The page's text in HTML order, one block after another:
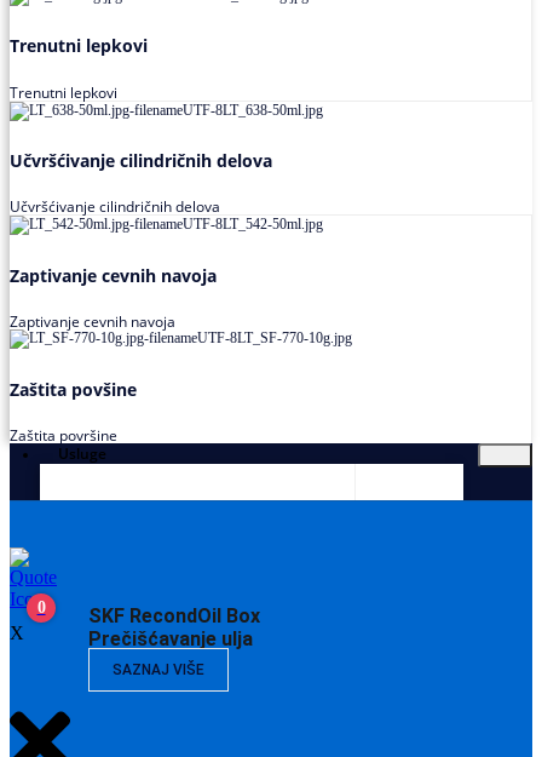
Trenutni lepkovi
Trenutni lepkovi
Učvršćivanje cilindričnih delova
Učvršćivanje cilindričnih delova
Zaptivanje cevnih navoja
Zaptivanje cevnih navoja
Zaštita povšine
Zaštita površine
Usluge
SKF RecondOil Box
Prečišćavanje ulja
SAZNAJ VIŠE
0
X